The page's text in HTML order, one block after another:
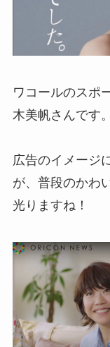
ワコールのスポ
木美帆さんです。
広告のイメージ
が、普段のかわ
光りますね！